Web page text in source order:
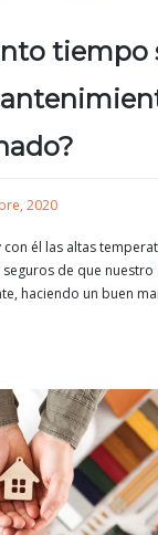
tiempo
2020
con él las altas
de que nuestro
haciendo un buen